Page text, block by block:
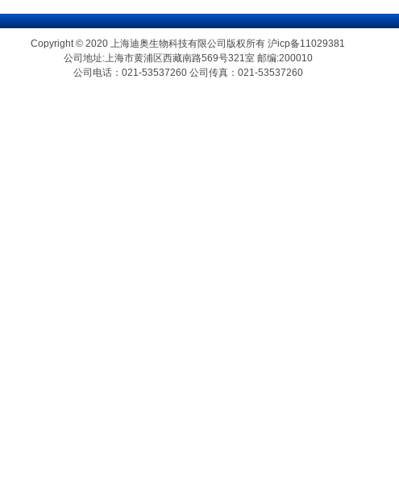
Copyright © 2020 上海迪奥生物科技有限公司版权所有 沪icp备11029381
公司地址:上海市黄浦区西藏南路569号321室 邮编:200010
公司电话：021-53537260 公司传真：021-53537260